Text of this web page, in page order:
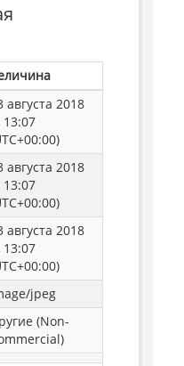
августа 2018
13:07
августа 2018
13:07
августа 2018
13:07
jpeg
(Non-